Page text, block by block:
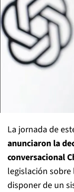
La jornada de
anunciaron la
conversacional
legislación
disponer de un